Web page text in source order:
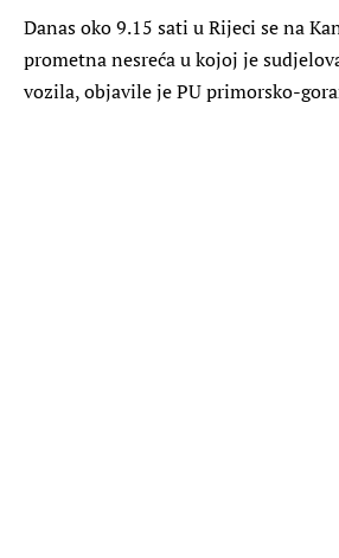
Danas oko 9.15 sati u Rijeci se na
prometna nesreća u kojoj je
vozila, objavile je PU primorsko-